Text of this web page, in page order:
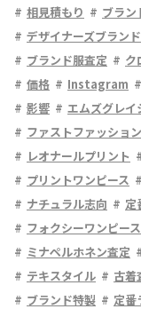
相見積もり
ブラン
デザイナーズブラン
ブランド服査定
ク
価格
Instagram
影響
エムズグレイ
ファストファッション
レオナールプリント
プリントワンピース
ナチュラル志向
定
フォクシーワンピース
ミナペルホネン査定
テキスタイル
古着
ブランド特製
定番